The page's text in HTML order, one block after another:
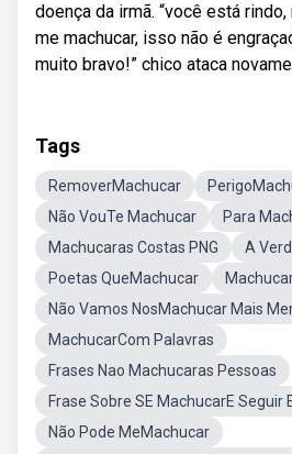
doença da irmã. “você está
me machucar, isso não é
muito bravo!” chico ataca
Tags
RemoverMachucar
Não VouTe Machucar
Para
Machucaras Costas PNG
A
Poetas QueMachucar
Não Vamos NosMachucar Mais
MachucarCom Palavras
Frases Nao Machucaras Pessoas
Frase Sobre SE MachucarE Seguir
Não Pode MeMachucar